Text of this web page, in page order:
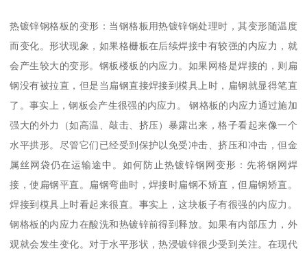
热镀锌钢格板的变形：当钢格板用热镀锌钢处理时，其变形随温度
而变化。形状现象，如果格栅板在后续焊接中有较强的内应力，就
会产生较大的变形。钢板楼板的内应力。如果网格是焊接的，则扁
钢没有被拉直，但是当扁钢直接焊接到模具上时，扁钢就显得笔直
了。事实上，钢板会产生很强的内应力。 钢格板的内应力通过施加
强大的外力（如高温、敲击、挤压）暴露出来，格子看起来像一个
水平拱形。尽管它们已经受到保护以免受冲击、挤压和冲击，但金
属丝网袋仍在运输途中。如何防止热镀锌钢网变形：先将钢网焊
接，使扁钢平直。扁钢弯曲时，焊接时扁钢不矫直，但扁钢矫直。
焊接到模具上时看起来很直。事实上，这块板子有很强的内应力。
钢格板的内应力在酸洗和热镀锌前得到释放。如果有内部压力，外
观就会发生变化。对于水平形状，热浸镀锌很少受到关注。在现代